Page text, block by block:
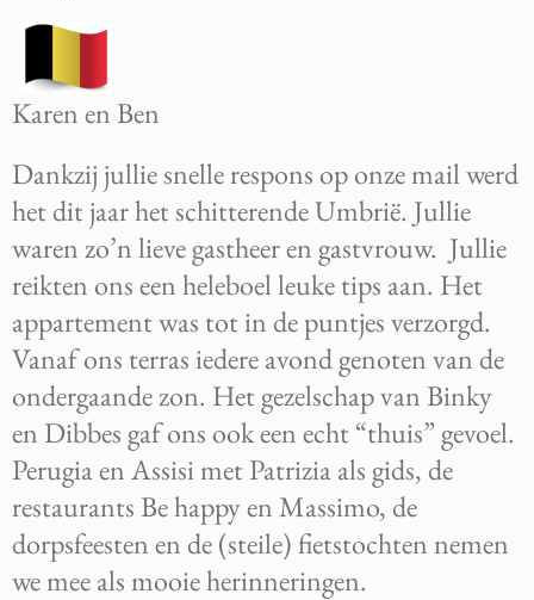
Karen en Ben
Dankzij jullie snelle respons op onze mail werd
het dit jaar het schitterende Umbrië. Jullie
waren zo’n lieve gastheer en gastvrouw. Jullie
reikten ons een heleboel leuke tips aan. Het
appartement was tot in de puntjes verzorgd.
Vanaf ons terras iedere avond genoten van de
ondergaande zon. Het gezelschap van Binky
en Dibbes gaf ons ook een echt “thuis” gevoel.
Perugia en Assisi met Patrizia als gids, de
restaurants Be happy en Massimo, de
dorpsfeesten en de (steile) fietstochten nemen
we mee als mooie herinneringen.